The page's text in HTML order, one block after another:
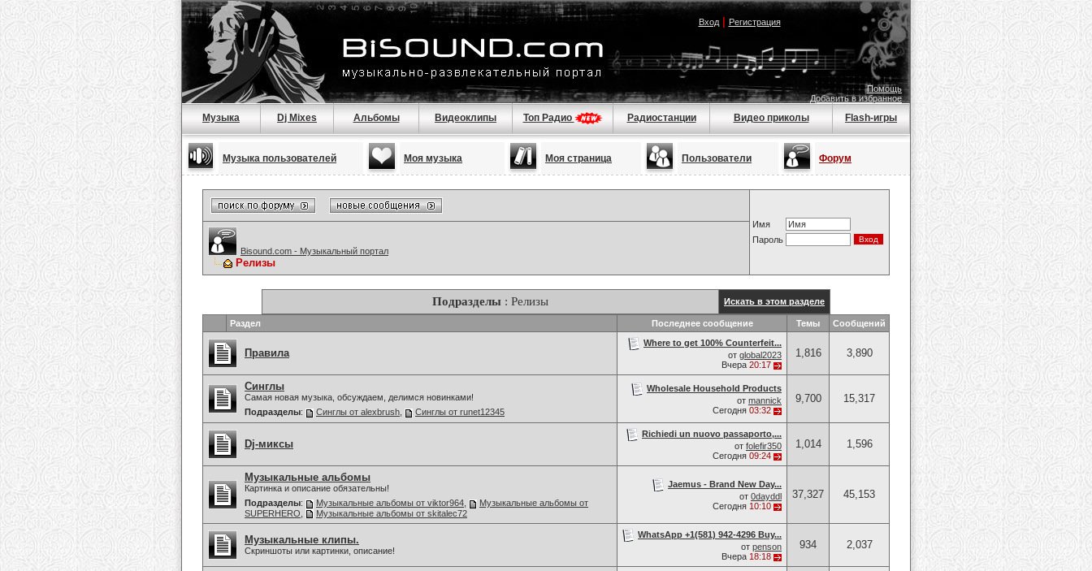
Вход| Регистрация
Помощь
Добавить в избранное
Музыка Dj Mixes Альбомы Видеоклипы Топ Радио Радиостанции Видео приколы Flash-игры
Музыка пользователей Моя музыка Моя страница Пользователи Форум
Имя
Пароль
Bisound.com - Музыкальный портал
Релизы
Подразделы : Релизы Искать в этом разделе
Раздел Последнее сообщение Темы Сообщений
Правила
Where to get 100% Counterfeit...
от global2023
Вчера 20:17
1,816 3,890
Синглы
Самая новая музыка, обсуждаем, делимся новинками!
Подразделы: Синглы от alexbrush Синглы от runet12345
Wholesale Household Products
от mannick
Сегодня 03:32
9,700 15,317
Dj-миксы
Richiedi un nuovo passaporto,...
от folefir350
Сегодня 09:24
1,014 1,596
Музыкальные альбомы
Картинка и описание обязательны!
Подразделы: Музыкальные альбомы от viktor964
Музыкальные альбомы от
SUPERHERO
Музыкальные альбомы от skitalec72
Jaemus - Brand New Day...
от 0dayddl
Сегодня 10:10
37,327 45,153
Музыкальные клипы.
Скриншоты или картинки, описание!
WhatsApp +1(581) 942-4296 Buy...
от penson
Вчера 18:18
934 2,037